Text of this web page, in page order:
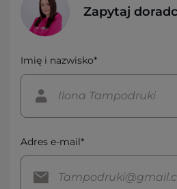
Zapytaj
Imię i nazwisko*
Adres e-mail*